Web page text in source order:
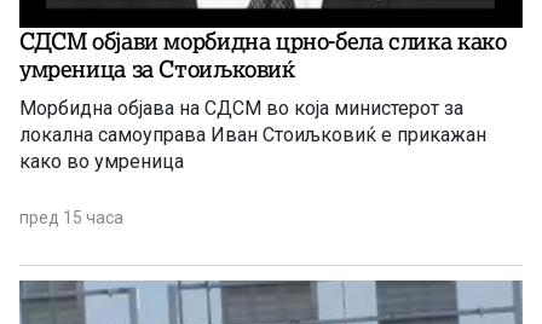
СДСМ објави морбидна црно-бела слика како
умреница за Стоиљковиќ
Морбидна објава на СДСМ во која министерот за
локална самоуправа Иван Стоиљковиќ е прикажан
како во умреница
пред 15 часа